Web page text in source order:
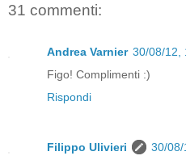
31 commenti:
Andrea Varnier 30/08/12,
Figo! Complimenti :)
Rispondi
Filippo Ulivieri
30/08/